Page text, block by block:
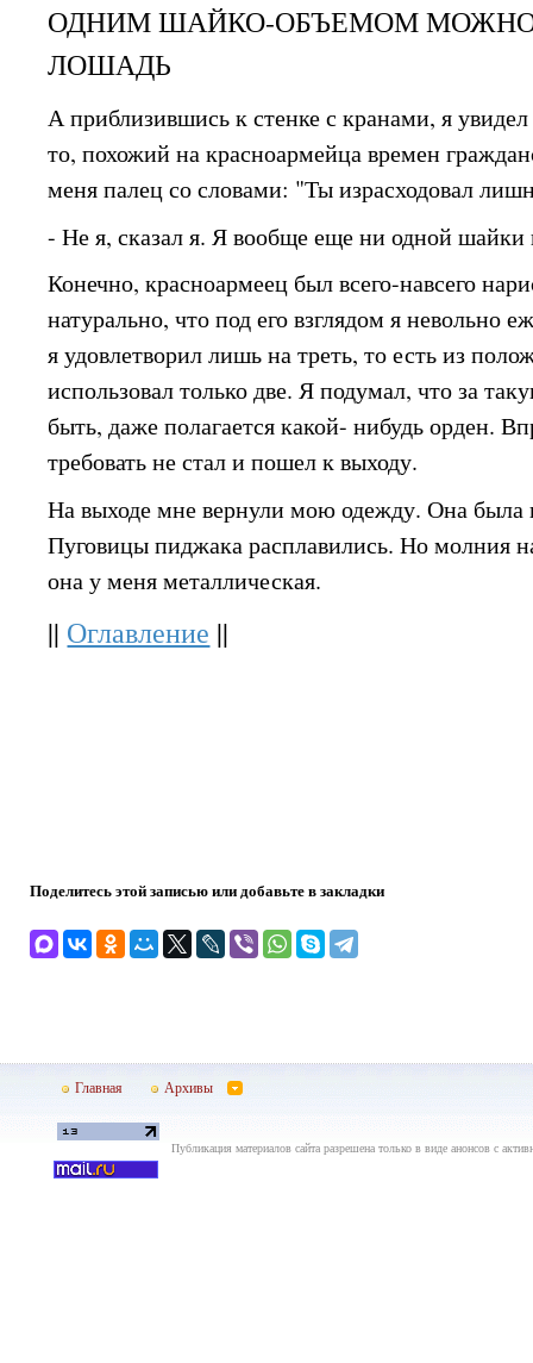
ОДНИМ ШАЙКО-ОБЪЕМОМ
ЛОШАДЬ
А приблизившись к стенке с кранами, я увидел
то, похожий на красноармейца времен
меня палец со словами: "Ты израсходовал
- Не я, сказал я. Я вообще еще ни одной шайки
Конечно, красноармеец был всего-навсего
натурально, что под его взглядом я невольно
я удовлетворил лишь на треть, то есть из
использовал только две. Я подумал, что за
быть, даже полагается какой- нибудь орден.
требовать не стал и пошел к выходу.
На выходе мне вернули мою одежду. Она была
Пуговицы пиджака расплавились. Но молния
она у меня металлическая.
|| Оглавление ||
Поделитесь этой записью или добавьте в закладки
Главная Архивы
Публикация материалов сайта разрешена только в виде анонсов с